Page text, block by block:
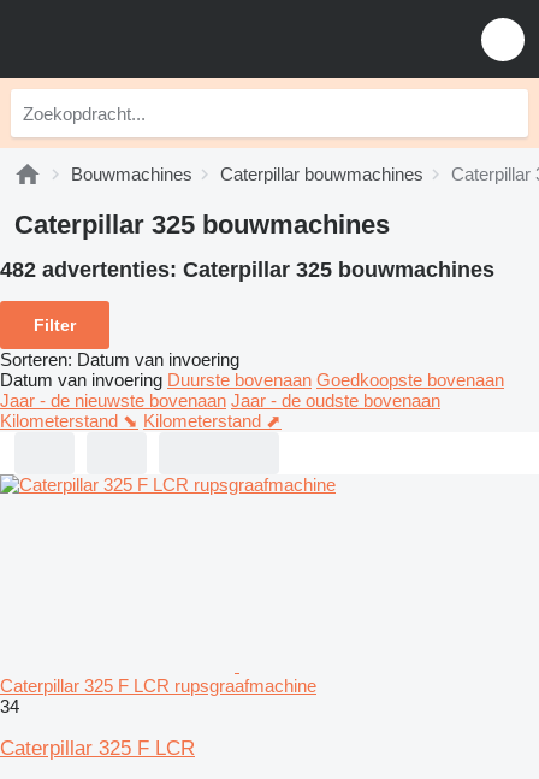
Bouwmachines Caterpillar bouwmachines Caterpillar
Caterpillar 325 bouwmachines
482 advertenties: Caterpillar 325 bouwmachines
Filter
Sorteren: Datum van invoering
Datum van invoering Duurste bovenaan Goedkoopste bovenaan
Jaar - de nieuwste bovenaan Jaar - de oudste bovenaan
Kilometerstand ⬊ Kilometerstand ⬈
Caterpillar 325 F LCR rupsgraafmachine
34
Caterpillar 325 F LCR